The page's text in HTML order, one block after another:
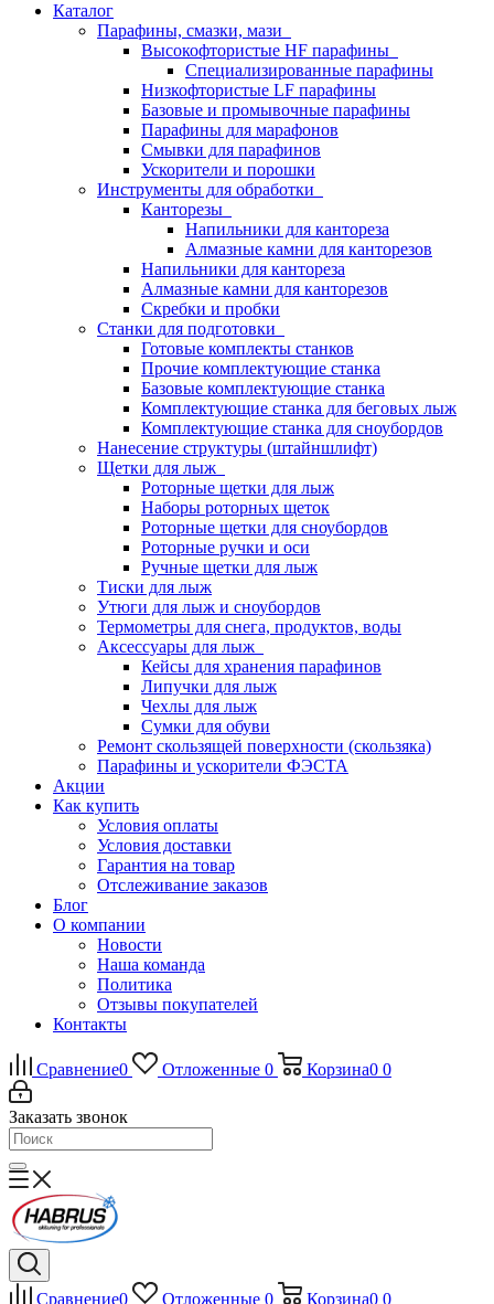
Каталог
Парафины, смазки, мази
Высокофтористые HF парафины
Специализированные парафины
Низкофтористые LF парафины
Базовые и промывочные парафины
Парафины для марафонов
Смывки для парафинов
Ускорители и порошки
Инструменты для обработки
Канторезы
Напильники для кантореза
Алмазные камни для канторезов
Напильники для кантореза
Алмазные камни для канторезов
Скребки и пробки
Станки для подготовки
Готовые комплекты станков
Прочие комплектующие станка
Базовые комплектующие станка
Комплектующие станка для беговых лыж
Комплектующие станка для сноубордов
Нанесение структуры (штайншлифт)
Щетки для лыж
Роторные щетки для лыж
Наборы роторных щеток
Роторные щетки для сноубордов
Роторные ручки и оси
Ручные щетки для лыж
Тиски для лыж
Утюги для лыж и сноубордов
Термометры для снега, продуктов, воды
Аксессуары для лыж
Кейсы для хранения парафинов
Липучки для лыж
Чехлы для лыж
Сумки для обуви
Ремонт скользящей поверхности (скользяка)
Парафины и ускорители ФЭСТА
Акции
Как купить
Условия оплаты
Условия доставки
Гарантия на товар
Отслеживание заказов
Блог
О компании
Новости
Наша команда
Политика
Отзывы покупателей
Контакты
Сравнение0 Отложенные 0 Корзина0 0
Заказать звонок
Сравнение0 Отложенные 0 Корзина0 0